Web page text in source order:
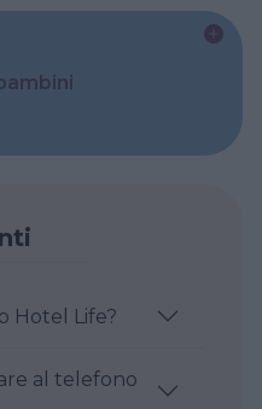
Hotel Life?
al telefono